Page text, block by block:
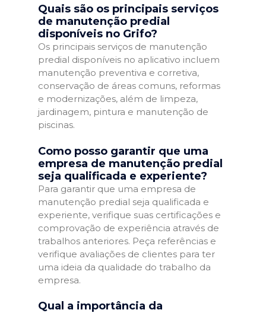
Quais são os principais serviços
de manutenção predial
disponíveis no Grifo?
Os principais serviços de manutenção
predial disponíveis no aplicativo incluem
manutenção preventiva e corretiva,
conservação de áreas comuns, reformas
e modernizações, além de limpeza,
jardinagem, pintura e manutenção de
piscinas.
Como posso garantir que uma
empresa de manutenção predial
seja qualificada e experiente?
Para garantir que uma empresa de
manutenção predial seja qualificada e
experiente, verifique suas certificações e
comprovação de experiência através de
trabalhos anteriores. Peça referências e
verifique avaliações de clientes para ter
uma ideia da qualidade do trabalho da
empresa.
Qual a importância da